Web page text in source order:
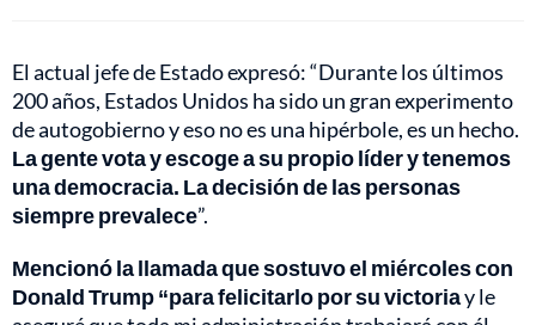
El actual jefe de Estado expresó: “Durante los últimos
200 años, Estados Unidos ha sido un gran experimento
de autogobierno y eso no es una hipérbole, es un hecho.
La gente vota y escoge a su propio líder y tenemos
una democracia. La decisión de las personas
siempre prevalece”.
Mencionó la llamada que sostuvo el miércoles con
Donald Trump “para felicitarlo por su victoriay le